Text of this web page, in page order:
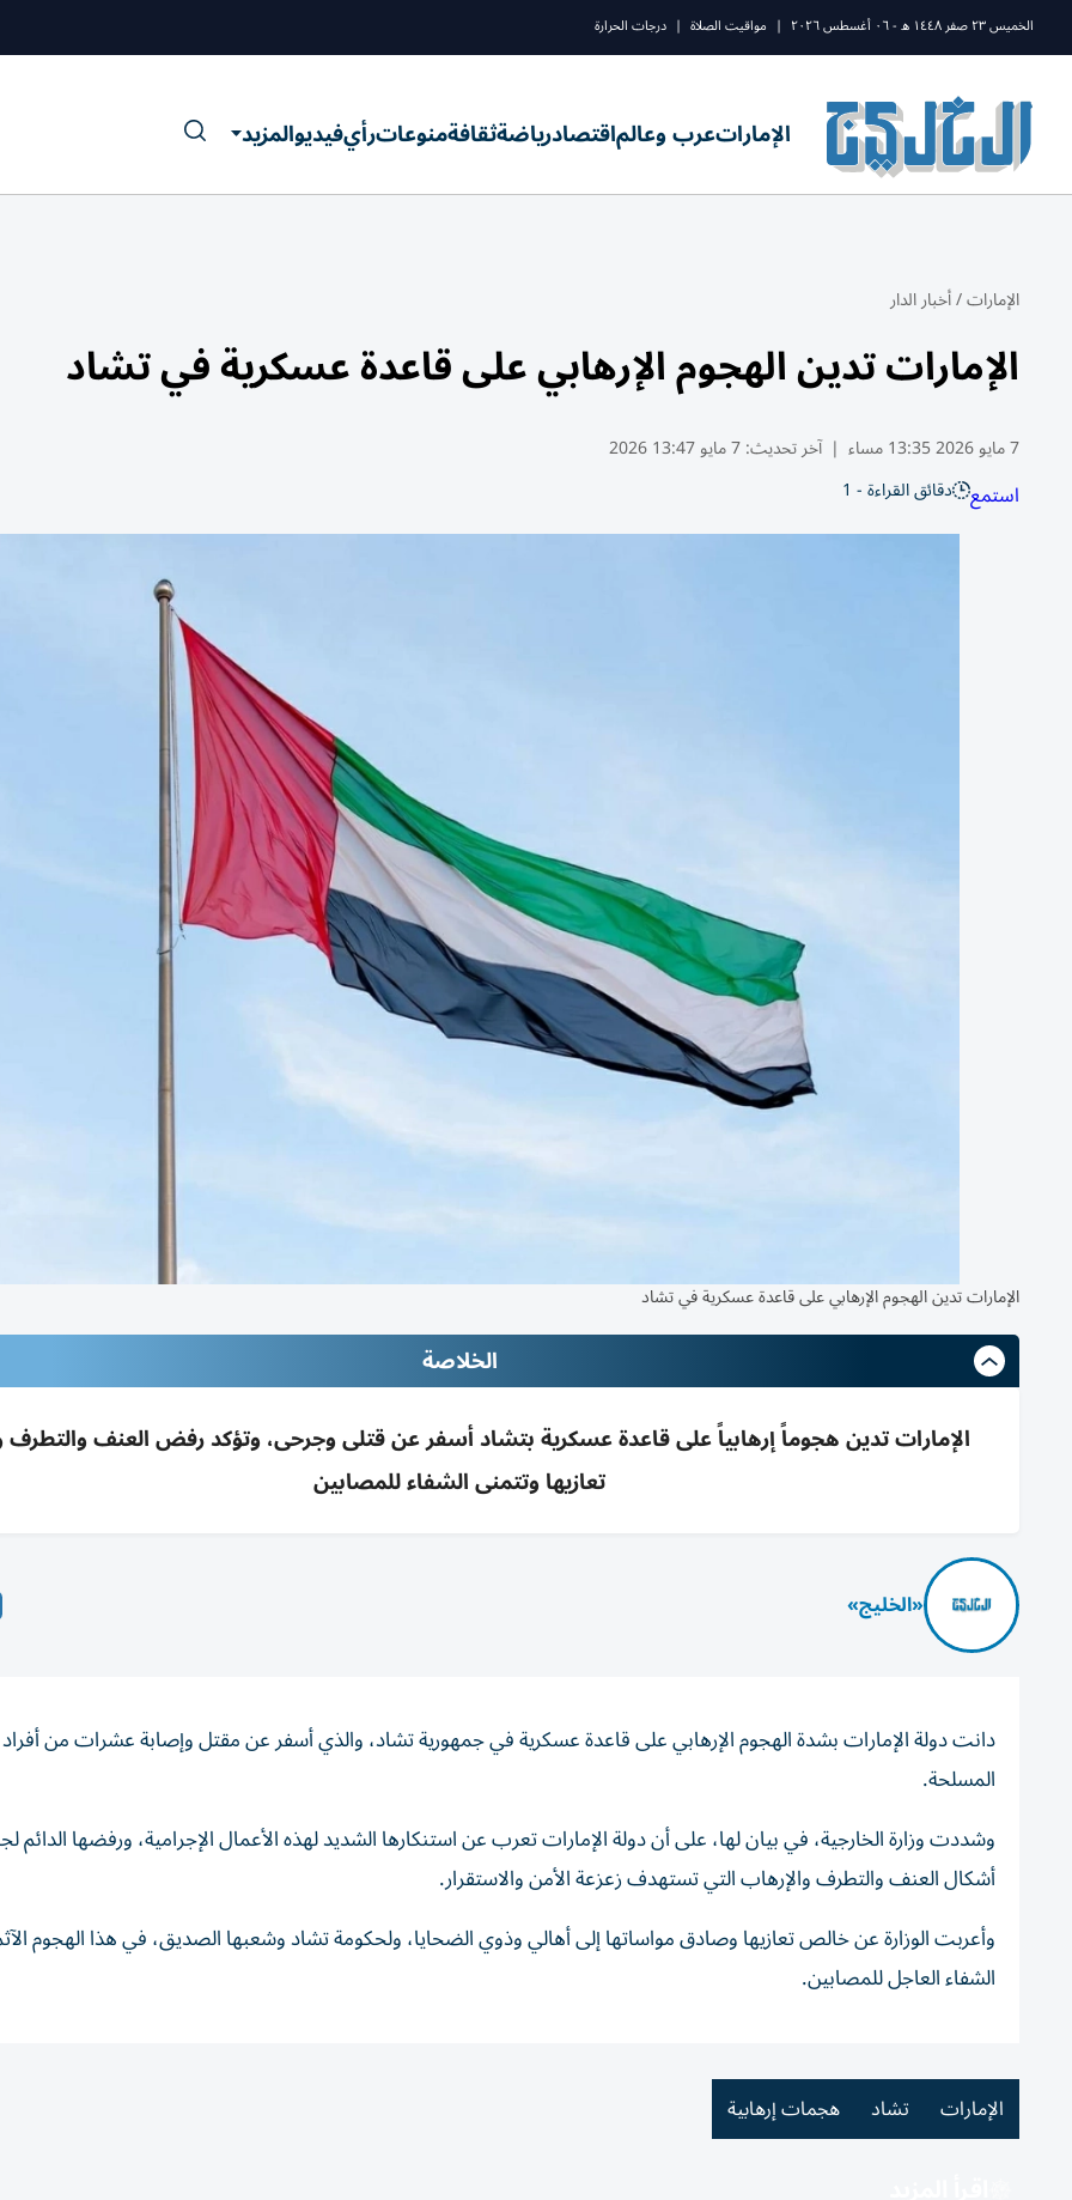
الخميس ٢٣ صفر ١٤٤٨ ه - ٠٦ أغسطس ٢٠٢٦ | مواقيت الصلاة | درجات الحرارة
الإماراتعرب وعالماقتصادرياضةثقافةمنوعاترأيفيديوالمزيد
الإمارات/أخبار الدار
الإمارات تدين الهجوم الإرهابي على قاعدة عسكرية في تشاد
7 مايو 2026 13:35 مساء | آخر تحديث:7 مايو 13:47 2026
استمع دقائق القراءة - 1
الإمارات تدين الهجوم الإرهابي على قاعدة عسكرية في تشاد
الخلاصة
الإمارات تدين هجوماً إرهابياً على قاعدة عسكرية بتشاد أسفر عن قتلى وجرحى، وتؤكد رفض العنف والتطرف
تعازيها وتتمنى الشفاء للمصابين
«الخليج»
دانت دولة الإمارات بشدة الهجوم الإرهابي على قاعدة عسكرية في جمهورية تشاد، والذي أسفر عن مقتل وإصابة عشرات من
المسلحة.
وشددت وزارة الخارجية، في بيان لها، على أن دولة الإمارات تعرب عن استنكارها الشديد لهذه الأعمال الإجرامية، ورفضها الدائم
أشكال العنف والتطرف والإرهاب التي تستهدف زعزعة الأمن والاستقرار.
وأعربت الوزارة عن خالص تعازيها وصادق مواساتها إلى أهالي وذوي الضحايا، ولحكومة تشاد وشعبها الصديق، في هذا الهجوم
الشفاء العاجل للمصابين.
الإمارات تشاد هجمات إرهابية